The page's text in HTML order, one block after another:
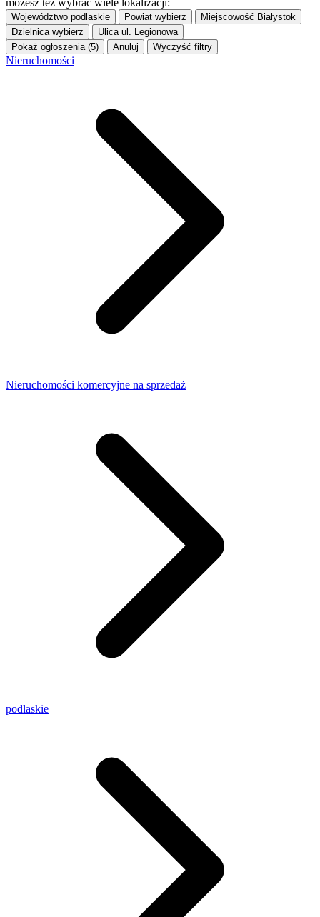
Województwo podlaskie Powiat wybierz Miejscowość Białystok
Dzielnica wybierz Ulica ul. Legionowa
Pokaż ogłoszenia (5)
Anuluj Wyczyść filtry
Nieruchomości
Nieruchomości komercyjne na sprzedaż
podlaskie